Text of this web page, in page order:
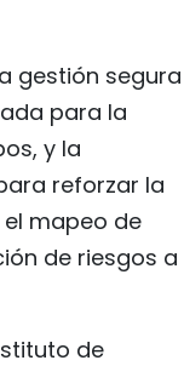
gestión segura
para la
y la
reforzar la
mapeo de
de riesgos a
de